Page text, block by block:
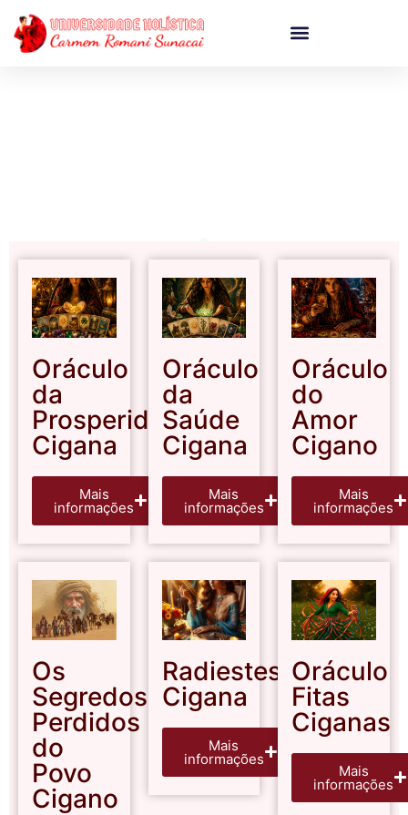
Oráculo
da
Prosperidade
Cigana
Mais
informações
Oráculo
da
Saúde
Cigana
Mais
informações
Oráculo
do
Amor
Cigano
Mais
informações
Os
Segredos
Perdidos
do
Povo
Cigano
Radiestesia
Cigana
Mais
informações
Oráculo
Fitas
Ciganas
Mais
informações